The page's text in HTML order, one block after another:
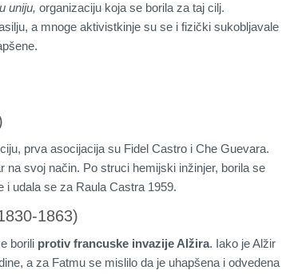
uniju, organizaciju koja se borila za taj cilj.
a mnoge aktivistkinje su se i fizički sukobljavale
prva asocijacija su Fidel Castro i Che Guevara.
na svoj način. Po struci hemijski inžinjer, borila se
i udala se za Raula Castra 1959.
1863)
borili protiv francuske invazije Alžira. Iako je Alžir
a za Fatmu se mislilo da je uhapšena i odvedena